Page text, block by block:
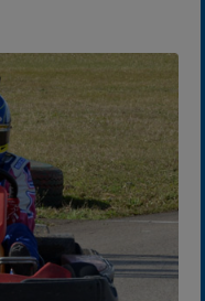
2023
2024
2025
Estadísticas
Preguntas Frecuentes